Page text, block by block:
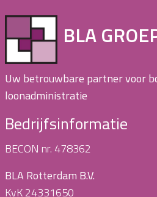
BLA
Uw betrouwbare partner voor
loonadministratie
Bedrijfsinformatie
BECON nr. 478362
BLA Rotterdam B.V.
KvK 24331650